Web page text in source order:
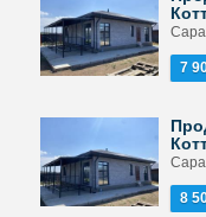
7
8